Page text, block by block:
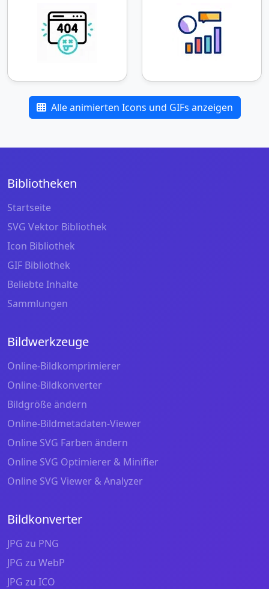
Alle animierten Icons und GIFs anzeigen
Bibliotheken
Startseite
SVG Vektor Bibliothek
Icon Bibliothek
GIF Bibliothek
Beliebte Inhalte
Sammlungen
Bildwerkzeuge
Online-Bildkomprimierer
Online-Bildkonverter
Bildgröße ändern
Online-Bildmetadaten-Viewer
Online SVG Farben ändern
Online SVG Optimierer & Minifier
Online SVG Viewer & Analyzer
Bildkonverter
JPG zu PNG
JPG zu WebP
JPG zu ICO